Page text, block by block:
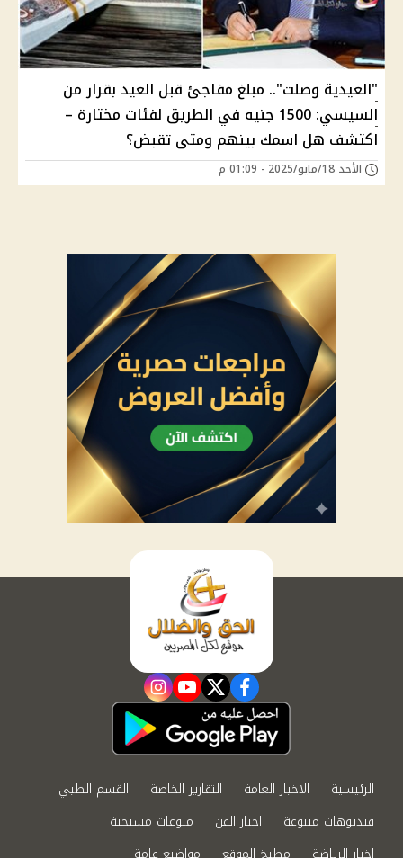
"العيدية وصلت".. مبلغ مفاجئ قبل العيد بقرار من
السيسي: 1500 جنيه في الطريق لفئات مختارة –
اكتشف هل اسمك بينهم ومتى تقبض؟
الأحد 18/مايو/2025 - 01:09 م
facebook
twitter
youtube
instagram
الرئيسية الاخبار العامة التقارير الخاصة
القسم الطبي
فيديوهات متنوعة
اخبار الفن
منوعات مسيحية